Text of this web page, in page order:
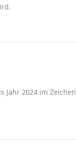
2024 im